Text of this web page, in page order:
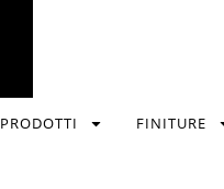
PRODOTTI FINITURE